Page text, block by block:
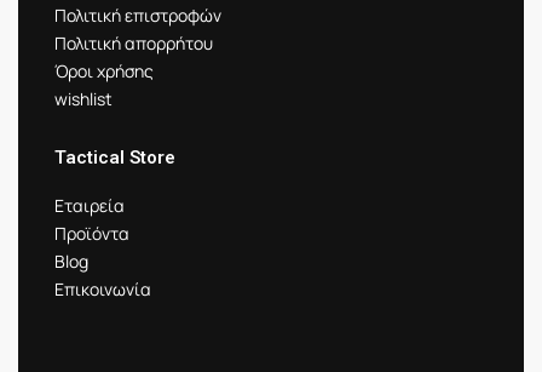
Πολιτική επιστροφών
Πολιτική απορρήτου
Όροι χρήσης
wishlist
Tactical Store
Εταιρεία
Προϊόντα
Blog
Επικοινωνία